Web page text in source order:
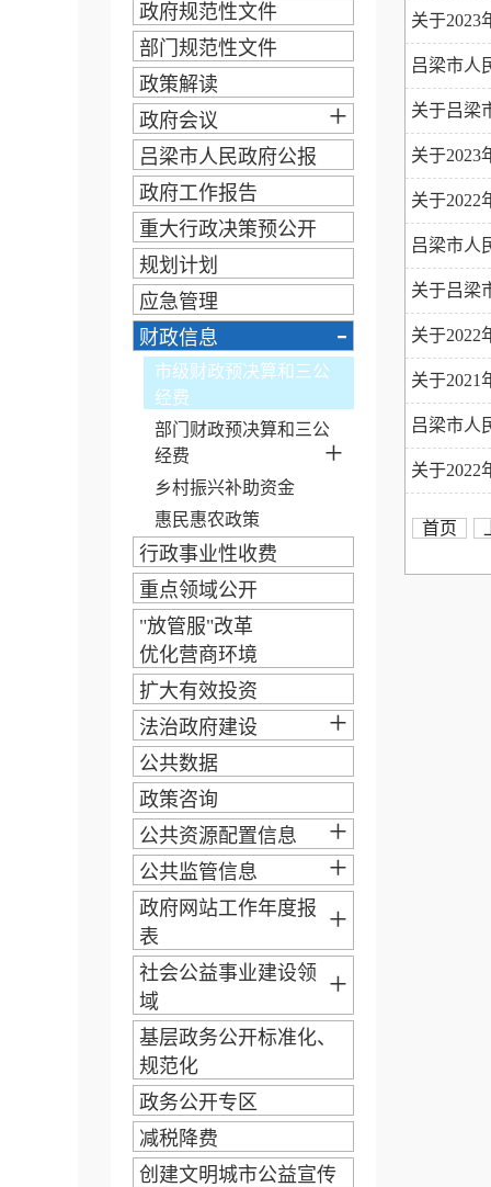
政府规范性文件
部门规范性文件
政策解读
政府会议
+
吕梁市人民政府公报
政府工作报告
重大行政决策预公开
规划计划
应急管理
财政信息
-
市级财政预决算和三公
经费
部门财政预决算和三公
经费
+
乡村振兴补助资金
惠民惠农政策
行政事业性收费
重点领域公开
"放管服"改革
优化营商环境
扩大有效投资
法治政府建设
+
公共数据
政策咨询
公共资源配置信息
+
公共监管信息 +
政府网站工作年度报
表
+
社会公益事业建设领
域
+
基层政务公开标准化、
规范化
政务公开专区
减税降费
创建文明城市公益宣传
关于2023
吕梁市人
关于吕梁
关于2023
关于2022
吕梁市人
关于吕梁
关于2022
关于2021
吕梁市人
关于2022
首页